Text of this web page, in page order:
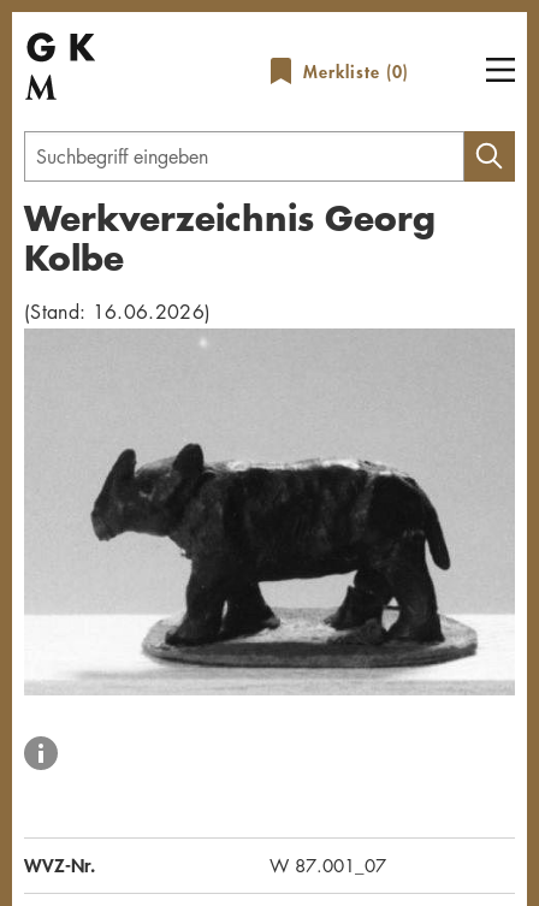
Direkt
zum
Inhalt
Merkliste (0)
Geben
Sie
einen
Suchbegriff
Werkverzeichnis Georg
Kolbe
(Stand: 16.06.2026)
Übersicht schließen
WVZ-Nr. W 87.001_07